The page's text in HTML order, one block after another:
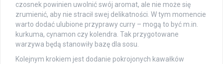
czosnek powinien uwolnić swój aromat, ale nie może się
zrumienić, aby nie stracił swej delikatności. W tym momencie
warto dodać ulubione przyprawy curry – mogą to być m.in.
kurkuma, cynamon czy kolendra. Tak przygotowane
warzywa będą stanowiły bazę dla sosu.
Kolejnym krokiem jest dodanie pokrojonych kawałków